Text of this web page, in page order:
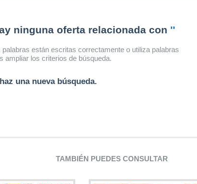
ninguna oferta relacionada con ''
están escritas correctamente o utiliza palabras
ampliar los criterios de búsqueda.
una nueva búsqueda.
TAMBIÉN PUEDES CONSULTAR